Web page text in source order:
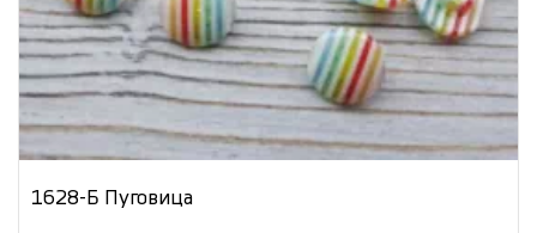
1628-Б Пуговица